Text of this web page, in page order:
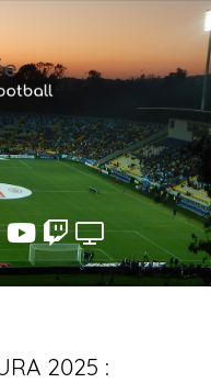
2025 :